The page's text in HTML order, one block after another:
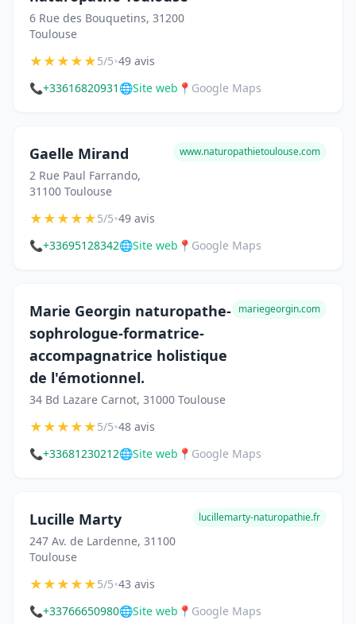
6 Rue des Bouquetins, 31200
Toulouse
★★★★★5/5•49 avis
📞+33616820931 🌐Site web 📍 Google Maps
Gaelle Mirand
2 Rue Paul Farrando,
31100 Toulouse
www.naturopathietoulouse.com
★★★★★5/5•49 avis
📞+33695128342🌐Site web 📍 Google Maps
Marie Georgin naturopathe-
sophrologue-formatrice-
accompagnatrice holistique
de l'émotionnel.
34 Bd Lazare Carnot, 31000 Toulouse
mariegeorgin.com
★★★★★5/5•48 avis
📞+33681230212🌐Site web 📍 Google Maps
Lucille Marty
247 Av. de Lardenne, 31100
Toulouse
lucillemarty-naturopathie.fr
★★★★★5/5•43 avis
📞+33766650980🌐Site web 📍 Google Maps